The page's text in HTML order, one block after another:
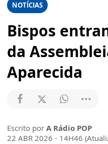
NOTÍCIAS
Bispos
da
Aparecida
Escrito por A Rádio POP
22 ABR 2026 - 14H46